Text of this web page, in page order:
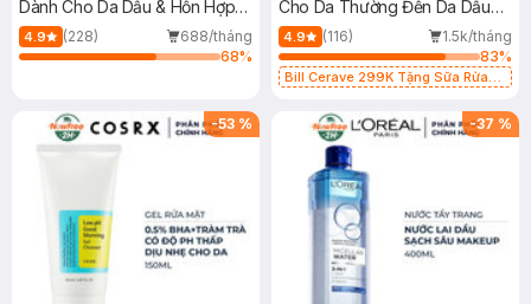
Dành Cho Da Dầu & Hỗn Hợp
500ml
4.9 (228)
688/tháng
68%
Cho Da Thường Đến Da Dầu
473ml
4.9 (116)
1.5k/tháng
83%
Bill Cerave 299K Tặng Sữa Rửa
-53 % -37 %